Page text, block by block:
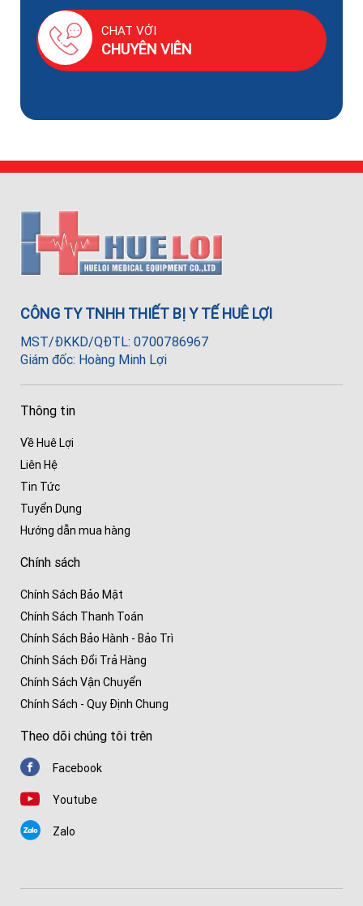
CHAT VỚI
CHUYÊN VIÊN
CÔNG TY TNHH THIẾT BỊ Y TẾ HUÊ LỢI
MST/ĐKKD/QĐTL: 0700786967
Giám đốc: Hoàng Minh Lợi
Thông tin
Về Huê Lợi
Liên Hệ
Tin Tức
Tuyển Dụng
Hướng dẫn mua hàng
Chính sách
Chính Sách Bảo Mật
Chính Sách Thanh Toán
Chính Sách Bảo Hành - Bảo Trì
Chính Sách Đổi Trả Hàng
Chính Sách Vận Chuyển
Chính Sách - Quy Định Chung
Theo dõi chúng tôi trên
Facebook
Youtube
Zalo